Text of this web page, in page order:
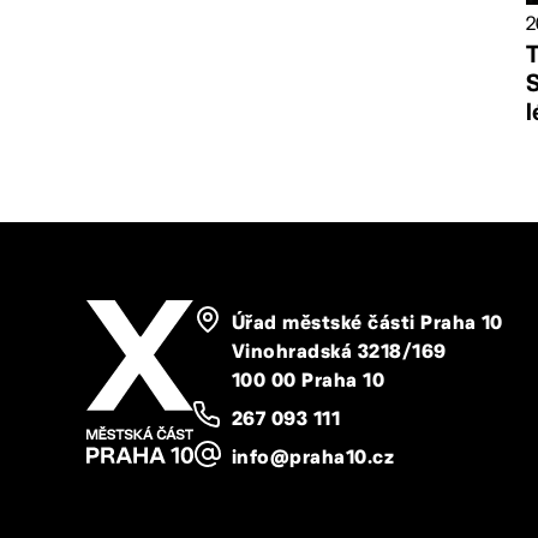
Úřad městské části Praha 10
Vinohradská 3218/169
100 00 Praha 10
267 093 111
info@praha10.cz